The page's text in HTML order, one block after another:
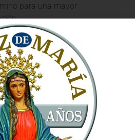
para una mayor
de
Unidad
Aram I agradeció al Papa León
la visión de su Iglesia
unidad entre todos los
con un profundo sentido de
comunidades a no desfallecer